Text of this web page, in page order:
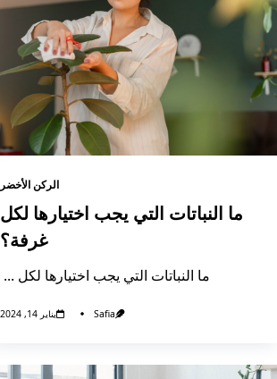
الركن الأخضر
ما النباتات التي يجب اختيارها لكل
غرفة؟
ما النباتات التي يجب اختيارها لكل ...
Safia يناير 14, 2024